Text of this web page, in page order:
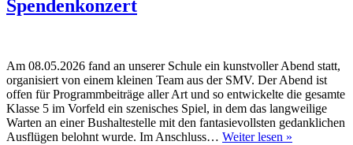
Spendenkonzert
Am 08.05.2026 fand an unserer Schule ein kunstvoller Abend statt,
organisiert von einem kleinen Team aus der SMV. Der Abend ist
offen für Programmbeiträge aller Art und so entwickelte die gesamte
Klasse 5 im Vorfeld ein szenisches Spiel, in dem das langweilige
Warten an einer Bushaltestelle mit den fantasievollsten gedanklichen
Ausflügen belohnt wurde. Im Anschluss… Weiter lesen »